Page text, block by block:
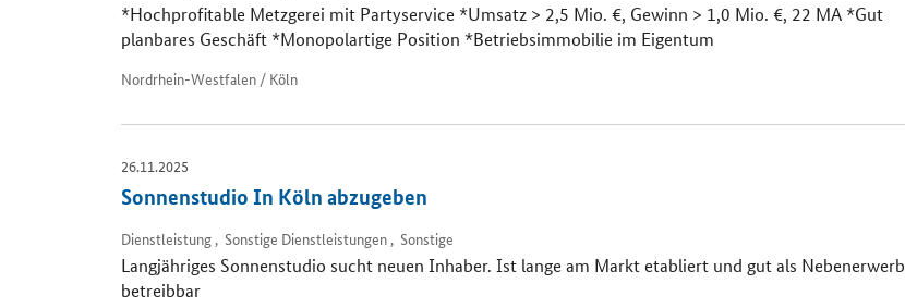
*Hochprofitable Metzgerei mit Partyservice *Umsatz > 2,5 Mio. €, Gewinn > 1,0 Mio. €, 22 MA *Gut
planbares Geschäft *Monopolartige Position *Betriebsimmobilie im Eigentum
Nordrhein-Westfalen / Köln
26.11.2025
Sonnenstudio In Köln abzugeben
Dienstleistung , Sonstige Dienstleistungen , Sonstige
Langjähriges Sonnenstudio sucht neuen Inhaber. Ist lange am Markt etabliert und gut als Nebenerwerb
betreibbar